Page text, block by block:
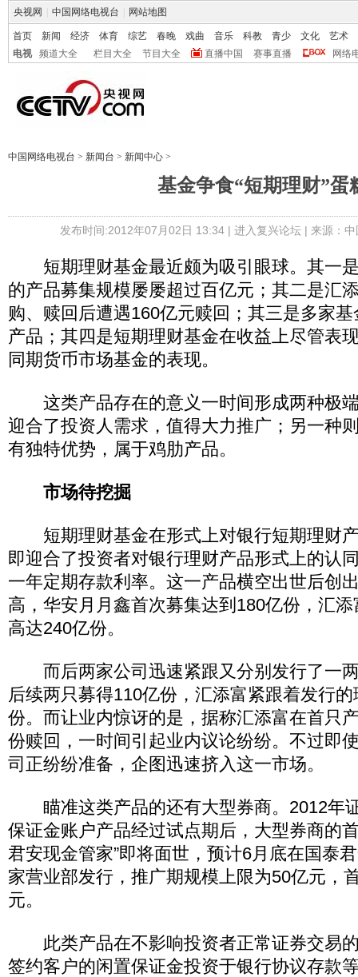
央视网 中国网络电视台 网站地图
首页 新闻 经济 体育 综艺 春晚 戏曲 音乐 科教 青少 文化
艺术
电视
频道大全 栏目大全 节目大全 直播中国 赛事直播 网络
中国网络电视台 > 新闻台 > 新闻中心 >
基金争食“短期理财”蛋
发布时间:2012年07月02日 13:34 | 进入复兴论坛| 来源：
短期理财基金最近颇为吸引眼球。其一
的产品募集规模屡屡超过百亿元；其二是汇
购、赎回后遭遇160亿元赎回；其三是多家
产品；其四是短期理财基金在收益上尽管表
同期货币市场基金的表现。
这类产品存在的意义一时间形成两种极
迎合了投资人需求，值得大力推广；另一种
有独特优势，属于鸡肋产品。
市场待挖掘
短期理财基金在形式上对银行短期理财
即迎合了投资者对银行理财产品形式上的认
一年定期存款利率。这一产品横空出世后创
高，华安月月鑫首次募集达到180亿份，汇
高达240亿份。
而后两家公司迅速紧跟又分别发行了一
后续两只募得110亿份，汇添富紧跟着发行
份。而让业内惊讶的是，据称汇添富在首只
份赎回，一时间引起业内议论纷纷。不过即
司正纷纷准备，企图迅速挤入这一市场。
瞄准这类产品的还有大型券商。2012年
保证金账户产品经过试点期后，大型券商的
君安现金管家”即将面世，预计6月底在国泰
家营业部发行，推广期规模上限为50亿元，
元。
此类产品在不影响投资者正常证券交易
签约客户的闲置保证金投资于银行协议存款